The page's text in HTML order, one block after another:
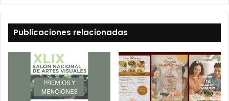
Publicaciones relacionadas